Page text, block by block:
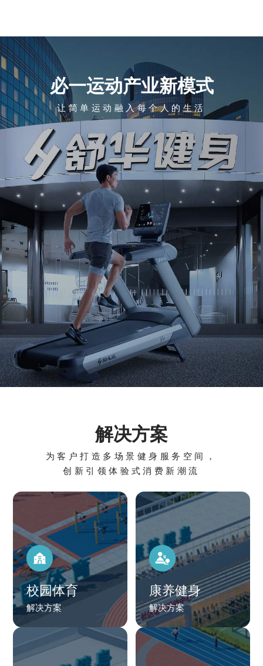
必一运动产业新模式
让简单运动融入每个人的生活
解决方案
为客户打造多场景健身服务空间，
创新引领体验式消费新潮流
校园体育
解决方案
康养健身
解决方案